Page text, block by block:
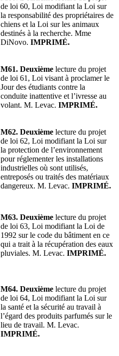
de loi 60, Loi modifiant la Loi sur
la responsabilité des propriétaires de
chiens et la Loi sur les animaux
destinés à la recherche. Mme
DiNovo. IMPRIMÉ.
M61. Deuxième lecture du projet
de loi 61, Loi visant à proclamer le
Jour des étudiants contre la
conduite inattentive et l’ivresse au
volant. M. Levac. IMPRIMÉ.
M62. Deuxième lecture du projet
de loi 62, Loi modifiant la Loi sur
la protection de l’environnement
pour réglementer les installations
industrielles où sont utilisés,
entreposés ou traités des matériaux
dangereux. M. Levac. IMPRIMÉ.
M63. Deuxième lecture du projet
de loi 63, Loi modifiant la Loi de
1992 sur le code du bâtiment en ce
qui a trait à la récupération des eaux
pluviales. M. Levac. IMPRIMÉ.
M64. Deuxième lecture du projet
de loi 64, Loi modifiant la Loi sur
la santé et la sécurité au travail à
l’égard des produits parfumés sur le
lieu de travail. M. Levac.
IMPRIMÉ.